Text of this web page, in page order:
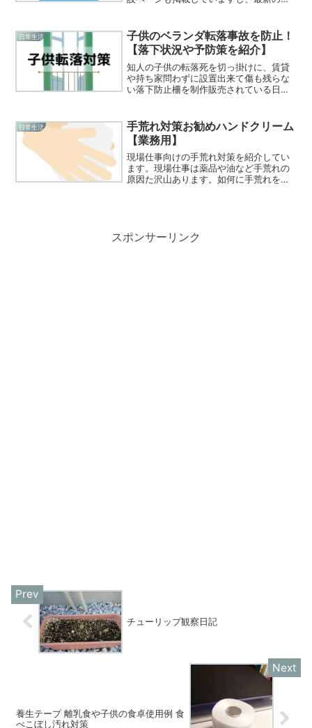
もあらゆるパターンでの除菌に試みてい
ます。除菌スプレー等色々なアイテム紹
介もしていますので、家庭内や職場での
除菌対策に是非参考にどうぞ！
日常生活
子供のベランダ転落事故を防止！
【落下状況や予防策を紹介】
知人の子供の転落死を切っ掛けに、賃貸
や持ち家問わずに設置出来て傷も残らな
い落下防止柵を制作販売されている日本
下死していますが、発生リスクは小さく
ても損害が大きな問題ですので対策は必
要です。是非、親も子供も安心できる家
づくりの参考になればと思います。
日常生活
手荒れ対策お勧めハンドクリーム
【業務用】
現場仕事向けの手荒れ対策を紹介してい
ます。現場仕事は薬品や油など手荒れの
原因た沢山あります。如何に手荒れを防
悩みの方は一度記事をご覧ください！
スポンサーリンク
チューリップ観察日記
養生テープ 離乳食や子供の食卓使用例 食
べこぼし汚れ対策